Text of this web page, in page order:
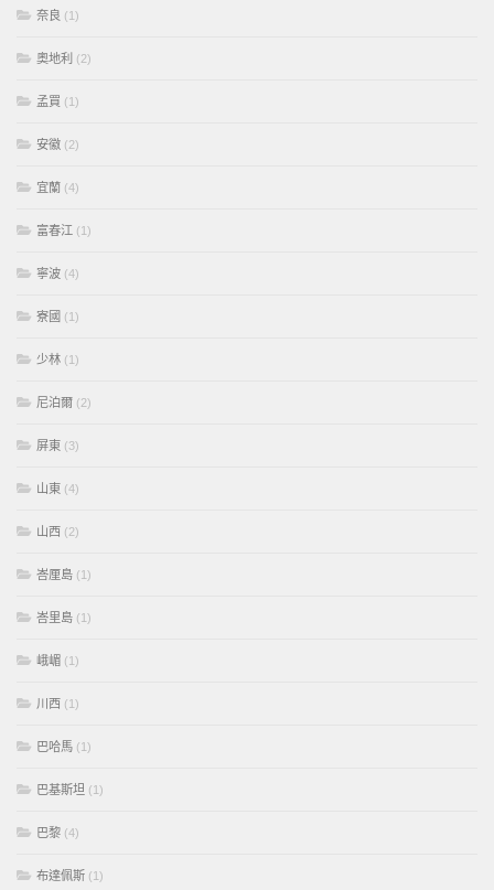
奈良 (1)
奧地利 (2)
孟買 (1)
安徽 (2)
宜蘭 (4)
富春江 (1)
寧波 (4)
寮國 (1)
少林 (1)
尼泊爾 (2)
屏東 (3)
山東 (4)
山西 (2)
峇厘島 (1)
峇里島 (1)
峨嵋 (1)
川西 (1)
巴哈馬 (1)
巴基斯坦 (1)
巴黎 (4)
布達佩斯 (1)